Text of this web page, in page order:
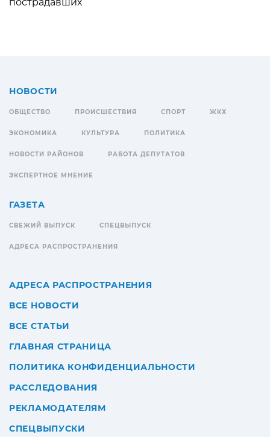
пострадавших
НОВОСТИ
ОБЩЕСТВО ПРОИСШЕСТВИЯ СПОРТ ЖКХ
ЭКОНОМИКА КУЛЬТУРА ПОЛИТИКА
НОВОСТИ РАЙОНОВ РАБОТА ДЕПУТАТОВ
ЭКСПЕРТНОЕ МНЕНИЕ
ГАЗЕТА
СВЕЖИЙ ВЫПУСК СПЕЦВЫПУСК
АДРЕСА РАСПРОСТРАНЕНИЯ
АДРЕСА РАСПРОСТРАНЕНИЯ
ВСЕ НОВОСТИ
ВСЕ СТАТЬИ
ГЛАВНАЯ СТРАНИЦА
ПОЛИТИКА КОНФИДЕНЦИАЛЬНОСТИ
РАССЛЕДОВАНИЯ
РЕКЛАМОДАТЕЛЯМ
СПЕЦВЫПУСКИ